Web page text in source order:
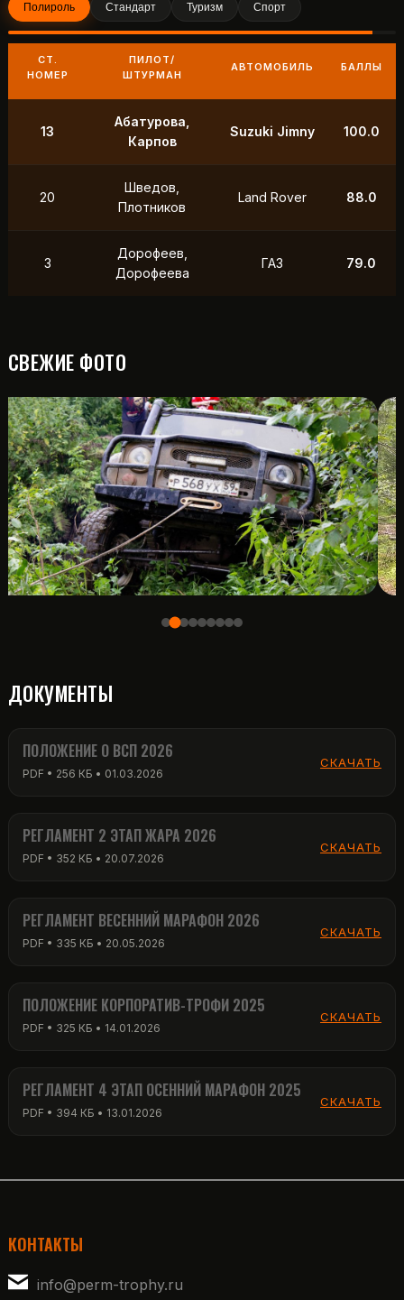
Полироль Стандарт Туризм Спорт
СТ.
НОМЕР
ПИЛОТ/
ШТУРМАН
АВТОМОБИЛЬ БАЛЛЫ
Маслов, Ходько УАЗ
Петухов
Фердман
ПОЛОЖЕНИЕ О ВСП 2026
РЕГЛАМЕНТ 2 ЭТАП ЖАРА 2026
РЕГЛАМЕНТ ВЕСЕННИЙ МАРАФОН 2026
ПОЛОЖЕНИЕ КОРПОРАТИВ-ТРОФИ 2025
РЕГЛАМЕНТ 4 ЭТАП ОСЕННИЙ МАРАФОН 2025
КОНТАКТЫ